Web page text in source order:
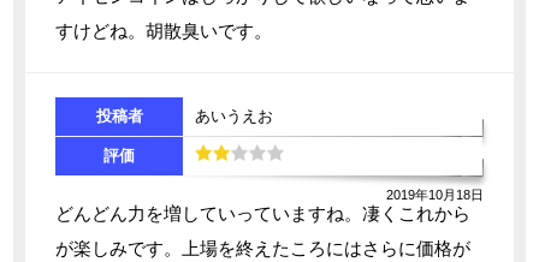
すけどね。胡散臭いです。
投稿者 あいうえお
評価
2019年10月18日
どんどん力を増していっていますね。凄くこれから
が楽しみです。上場を終えたころにはさらに価格が